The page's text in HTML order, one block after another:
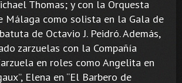
Thomas; y con la Orquesta
Málaga como solista en la Gala de
de Octavio J. Peidró. Además,
zarzuelas con la Compañía
en roles como Angelita en
Elena en “El Barbero de